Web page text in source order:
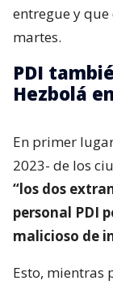
entregue y que
martes.
PDI
Hezbolá
En primer
2023- de los
“los dos
personal PDI
malicioso de
Esto, mientras